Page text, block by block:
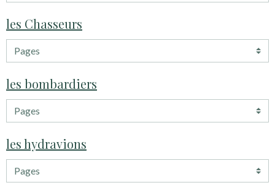
les Chasseurs
les bombardiers
les hydravions